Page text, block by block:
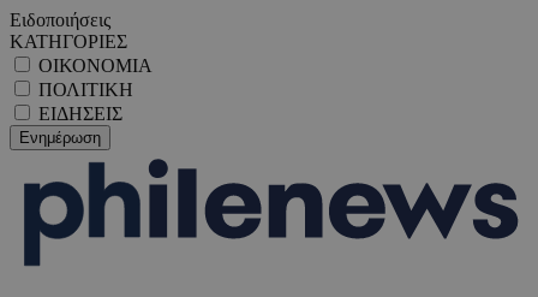
Ειδοποιήσεις
ΚΑΤΗΓΟΡΙΕΣ
ΟΙΚΟΝΟΜΙΑ
ΠΟΛΙΤΙΚΗ
ΕΙΔΗΣΕΙΣ